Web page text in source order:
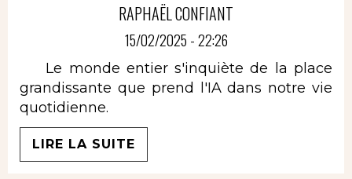
RAPHAËL CONFIANT
15/02/2025 - 22:26
Le monde entier s'inquiète de la place
grandissante que prend l'IA dans notre vie
quotidienne.
LIRE LA SUITE